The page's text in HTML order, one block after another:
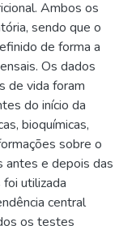
Ambos os
sendo que o
de forma a
Os dados
de vida foram
do início da
bioquímicas,
sobre o
antes e depois das
utilizada
central
os testes